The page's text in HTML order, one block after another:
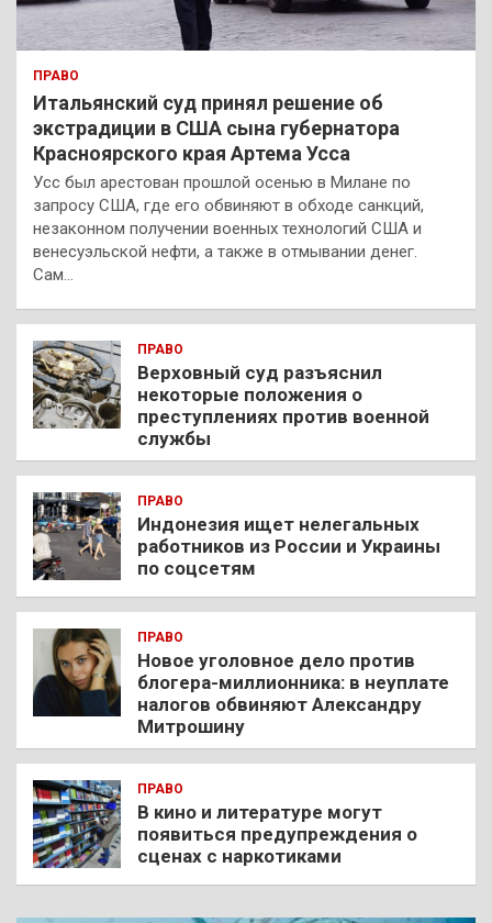
ПРАВО
Итальянский суд принял решение об
экстрадиции в США сына губернатора
Красноярского края Артема Усса
Усс был арестован прошлой осенью в Милане по
запросу США, где его обвиняют в обходе санкций,
незаконном получении военных технологий США и
венесуэльской нефти, а также в отмывании денег.
Сам…
ПРАВО
Верховный суд разъяснил
некоторые положения о
преступлениях против военной
службы
ПРАВО
Индонезия ищет нелегальных
работников из России и Украины
по соцсетям
ПРАВО
Новое уголовное дело против
блогера-миллионника: в неуплате
налогов обвиняют Александру
Митрошину
ПРАВО
В кино и литературе могут
появиться предупреждения о
сценах с наркотиками